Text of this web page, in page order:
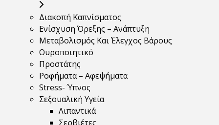
Διακοπή Καπνίσματος
Ενίσχυση Όρεξης – Ανάπτυξη
Μεταβολισμός Και Έλεγχος Βάρους
Ουροποιητικό
Προστάτης
Ροφήματα – Αφεψήματα
Stress- Ύπνος
Σεξουαλική Υγεία
Λιπαντικά
Σερβιέτες